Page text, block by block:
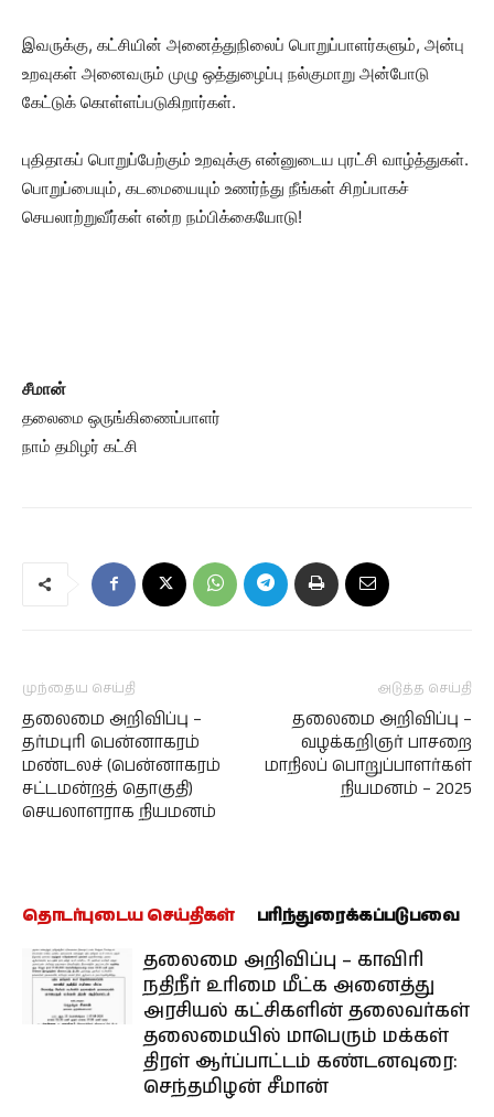
இவருக்கு, கட்சியின் அனைத்துநிலைப் பொறுப்பாளர்களும், அன்பு
உறவுகள் அனைவரும் முழு ஒத்துழைப்பு நல்குமாறு அன்போடு
கேட்டுக் கொள்ளப்படுகிறார்கள்.
புதிதாகப் பொறுப்பேற்கும் உறவுக்கு என்னுடைய புரட்சி வாழ்த்துகள்.
பொறுப்பையும், கடமையையும் உணர்ந்து நீங்கள் சிறப்பாகச்
செயலாற்றுவீர்கள் என்ற நம்பிக்கையோடு!
சீமான்
தலைமை ஒருங்கிணைப்பாளர்
நாம் தமிழர் கட்சி
முந்தைய செய்தி
தலைமை அறிவிப்பு –
தர்மபுரி பென்னாகரம்
மண்டலச் (பென்னாகரம்
சட்டமன்றத் தொகுதி)
செயலாளராக நியமனம்
அடுத்த செய்தி
தலைமை அறிவிப்பு –
வழக்கறிஞர் பாசறை
மாநிலப் பொறுப்பாளர்கள்
நியமனம் – 2025
தொடர்புடைய செய்திகள் பரிந்துரைக்கப்படுபவை
தலைமை அறிவிப்பு – காவிரி
நதிநீர் உரிமை மீட்க அனைத்து
அரசியல் கட்சிகளின் தலைவர்கள்
தலைமையில் மாபெரும் மக்கள்
திரள் ஆர்ப்பாட்டம் கண்டனவுரை:
செந்தமிழன் சீமான்